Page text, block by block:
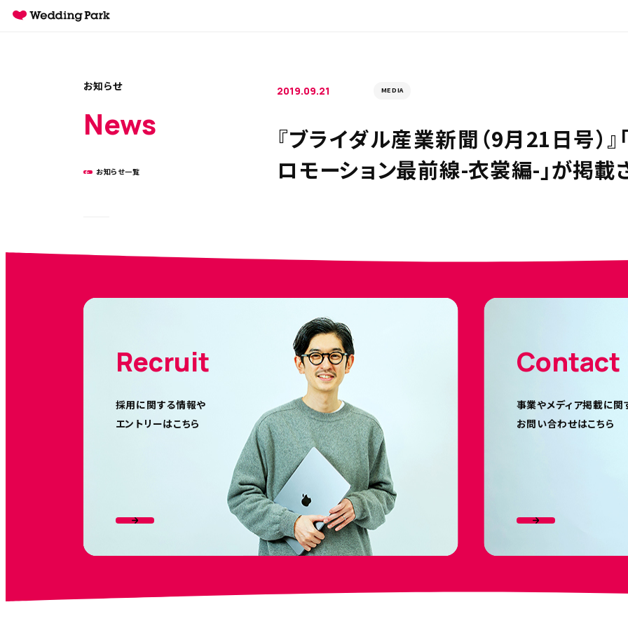
お知らせ
News
お知らせ一覧
2019.09.21 MEDIA
『ブライダル産業新聞（9月21日号）
ロモーション最前線-衣裳編-」が掲載
Recruit
採用に関する情報や
エントリーはこちら
Contact
事業やメディア掲載に関
お問い合わせはこちら